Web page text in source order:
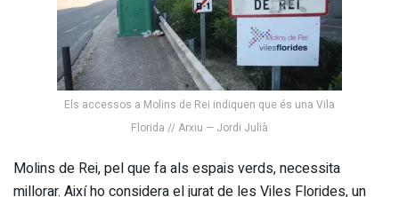
Els accessos a Molins de Rei indiquen que és una Vila
Florida // Arxiu — Jordi Julià
Molins de Rei, pel que fa als espais verds, necessita
millorar. Així ho considera el jurat de les Viles Florides, un